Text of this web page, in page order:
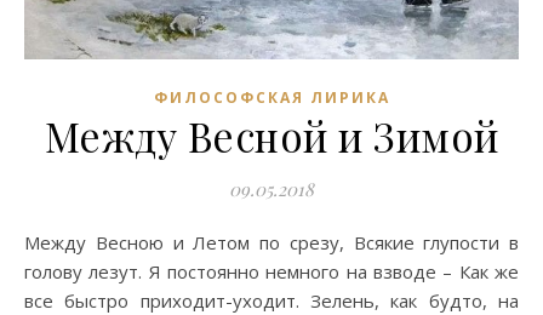
ФИЛОСОФСКАЯ ЛИРИКА
Между Весной и Зимой
09.05.2018
Между Весною и Летом по срезу, Всякие глупости в
голову лезут. Я постоянно немного на взводе – Как же
все быстро приходит-уходит. Зелень, как будто, на